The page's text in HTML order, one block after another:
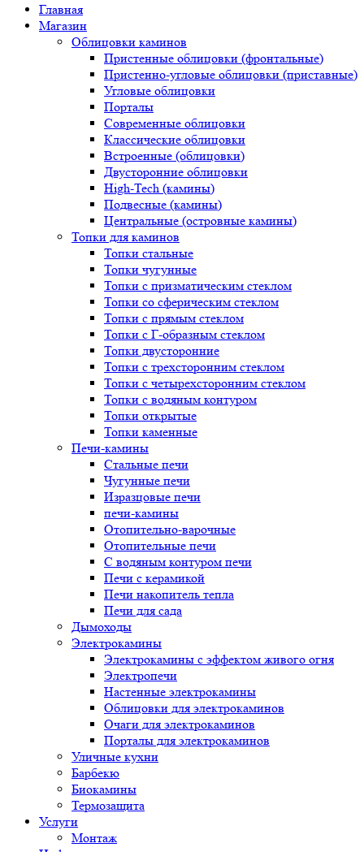
Главная
Магазин
Облицовки каминов
Пристенные облицовки (фронтальные)
Пристенно-угловые облицовки (приставные)
Угловые облицовки
Порталы
Современные облицовки
Классические облицовки
Встроенные (облицовки)
Двусторонние облицовки
High-Tech (камины)
Подвесные (камины)
Центральные (островные камины)
Топки для каминов
Топки стальные
Топки чугунные
Топки с призматическим стеклом
Топки со сферическим стеклом
Топки с прямым стеклом
Топки с Г-образным стеклом
Топки двусторонние
Топки с трехсторонним стеклом
Топки с четырехсторонним стеклом
Топки с водяным контуром
Топки открытые
Топки каменные
Печи-камины
Стальные печи
Чугунные печи
Изразцовые печи
печи-камины
Отопительно-варочные
Отопительные печи
С водяным контуром печи
Печи с керамикой
Печи накопитель тепла
Печи для сада
Дымоходы
Электрокамины
Электрокамины с эффектом живого огня
Электропечи
Настенные электрокамины
Облицовки для электрокаминов
Очаги для электрокаминов
Порталы для электрокаминов
Уличные кухни
Барбекю
Биокамины
Термозащита
Услуги
Монтаж